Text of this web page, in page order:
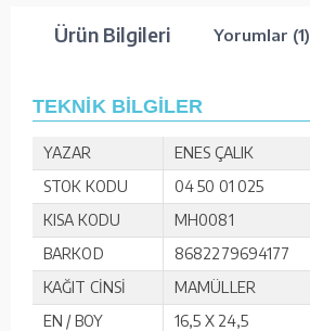
Ürün Bilgileri Yorumlar (1)
TEKNİK BİLGİLER
YAZAR
ENES ÇALIK
STOK KODU
04 50 01 025
KISA KODU
MH0081
BARKOD
8682279694177
KAĞIT CİNSİ
MAMÜLLER
EN / BOY
16,5 X 24,5